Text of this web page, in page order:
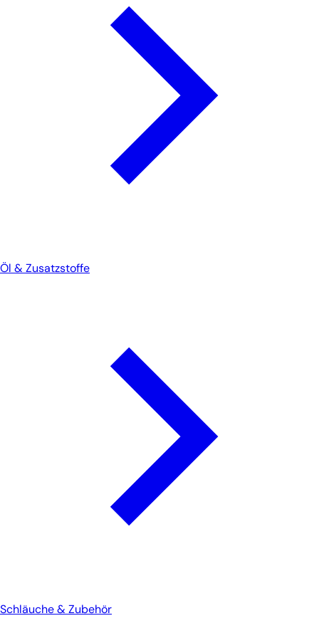
Öl & Zusatzstoffe
Schläuche & Zubehör